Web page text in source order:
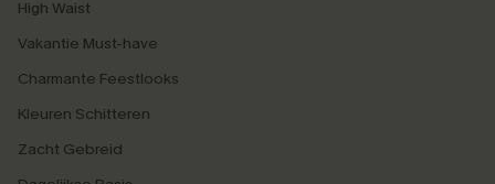
High Waist
Vakantie Must-have
Charmante Feestlooks
Kleuren Schitteren
Zacht Gebreid